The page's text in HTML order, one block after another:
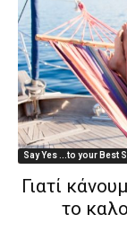
Say Yes ...to your Best
Γιατί
το